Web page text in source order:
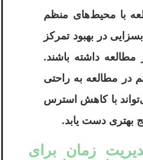
با محیط‌های منظم
در بهبود تمرکز
داشته باشند.
در مطالعه به راحتی
با کاهش استرس
بهتری دست یابد.
زمان برای